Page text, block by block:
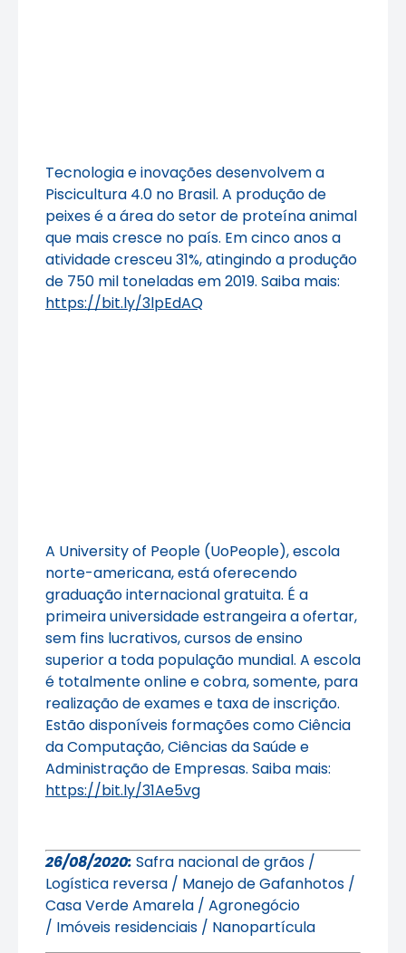
Tecnologia e inovações desenvolvem a
Piscicultura 4.0 no Brasil. A produção de
peixes é a área do setor de proteína animal
que mais cresce no país. Em cinco anos a
atividade cresceu 31%, atingindo a produção
de 750 mil toneladas em 2019. Saiba mais:
https://bit.ly/3lpEdAQ
A University of People (UoPeople), escola
norte-americana, está oferecendo
graduação internacional gratuita. É a
primeira universidade estrangeira a ofertar,
sem fins lucrativos, cursos de ensino
superior a toda população mundial. A escola
é totalmente online e cobra, somente, para
realização de exames e taxa de inscrição.
Estão disponíveis formações como Ciência
da Computação, Ciências da Saúde e
Administração de Empresas. Saiba mais:
https://bit.ly/31Ae5vg
26/08/2020: Safra nacional de grãos /
Logística reversa / Manejo de Gafanhotos /
Casa Verde Amarela / Agronegócio
/ Imóveis residenciais / Nanopartícula